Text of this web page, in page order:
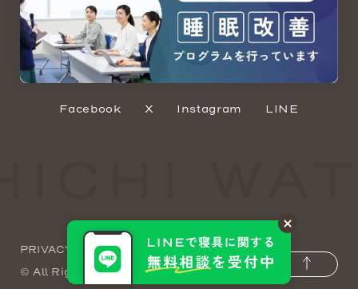
Facebook X Instagram LINE
PRIVACY POLICY
SITEMAP
© All Rights Reserved.わたひち